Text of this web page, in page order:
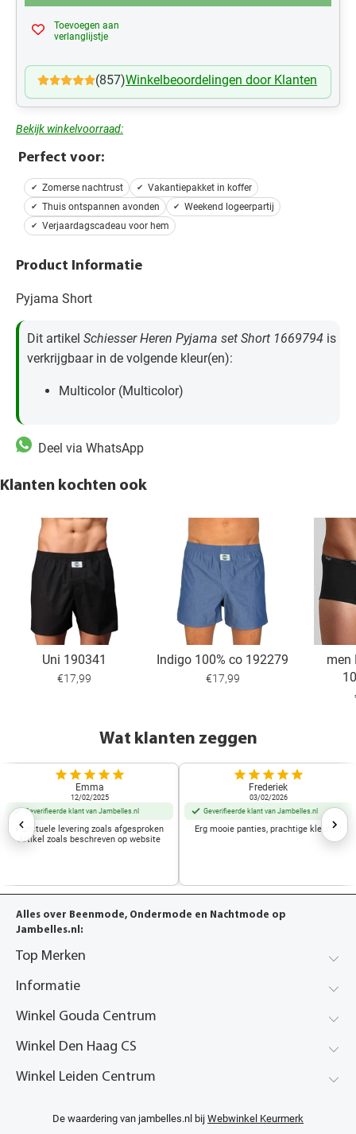
Toevoegen aan
verlanglijstje
(857)Winkelbeoordelingen door Klanten
Bekijk winkelvoorraad:
Perfect voor:
Zomerse nachtrust
Vakantiepakket in koffer
Thuis ontspannen avonden
Weekend logeerpartij
Verjaardagscadeau voor hem
Product Informatie
Pyjama Short
Dit artikel Schiesser Heren Pyjama set Short 1669794 is
verkrijgbaar in de volgende kleur(en):
Multicolor (Multicolor)
Deel via WhatsApp
Klanten kochten ook
Uni 190341
€17,99
Indigo 100% co 192279
€17,99
men
Wat klanten zeggen
Emma
12/02/2025
Geverifieerde klant van Jambelles.nl
Punctuele levering zoals afgesproken
Artikel zoals beschreven op website
Frederiek
03/02/2026
Geverifieerde klant van Jambelles.nl
Erg mooie panties, prachtige kleuren!
Alles over Beenmode, Ondermode en Nachtmode op
Jambelles.nl:
Top Merken
Informatie
Winkel Gouda Centrum
Winkel Den Haag CS
Winkel Leiden Centrum
De waardering van jambelles.nl bij Webwinkel Keurmerk